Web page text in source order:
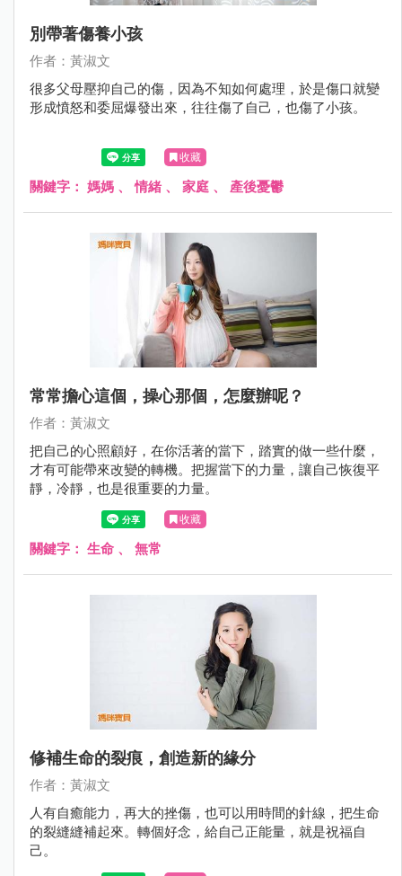
別帶著傷養小孩
作者：黃淑文
很多父母壓抑自己的傷，因為不知如何處理，於是傷口就變
形成憤怒和委屈爆發出來，往往傷了自己，也傷了小孩。
收藏
關鍵字： 媽媽 、情緒 、 家庭 、 產後憂鬱
常常擔心這個，操心那個，怎麼辦呢？
作者：黃淑文
把自己的心照顧好，在你活著的當下，踏實的做一些什麼，
才有可能帶來改變的轉機。把握當下的力量，讓自己恢復平
靜，冷靜，也是很重要的力量。
收藏
關鍵字： 生命 、 無常
修補生命的裂痕，創造新的緣分
作者：黃淑文
人有自癒能力，再大的挫傷，也可以用時間的針線，把生命
的裂縫縫補起來。轉個好念，給自己正能量，就是祝福自
己。